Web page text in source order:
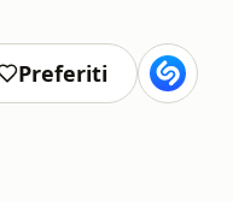
Preferiti